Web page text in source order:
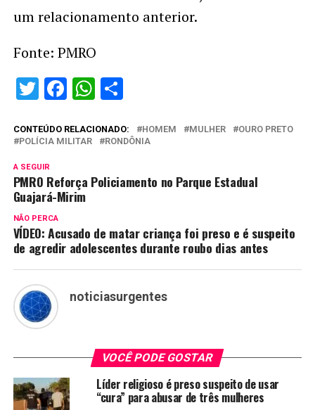
um relacionamento anterior.
Fonte: PMRO
Twitter
Facebook
WhatsApp
Share
CONTEÚDO RELACIONADO: HOMEM MULHER
OURO PRETO
POLÍCIA MILITAR
RONDÔNIA
A SEGUIR
PMRO Reforça Policiamento no Parque Estadual
Guajará-Mirim
NÃO PERCA
VÍDEO: Acusado de matar criança foi preso e é suspeito
de agredir adolescentes durante roubo dias antes
noticiasurgentes
VOCÊ PODE GOSTAR
Líder religioso é preso suspeito de usar
“cura” para abusar de três mulheres